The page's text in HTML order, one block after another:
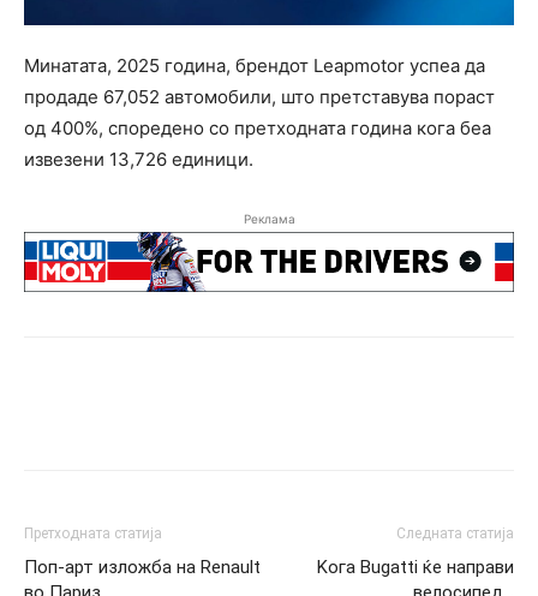
Mинатата, 2025 година, брендот Leapmotor успеа да
продаде 67,052 автомобили, што претставува пораст
од 400%, споредено со претходната година кога беа
извезени 13,726 единици.
Реклама
Претходната статија
Поп-арт изложба на Renault
Следната статија
Koга Bugatti ќе направи